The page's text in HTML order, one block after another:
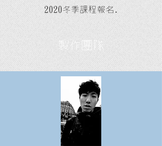
2020冬季課程報名.
製作團隊